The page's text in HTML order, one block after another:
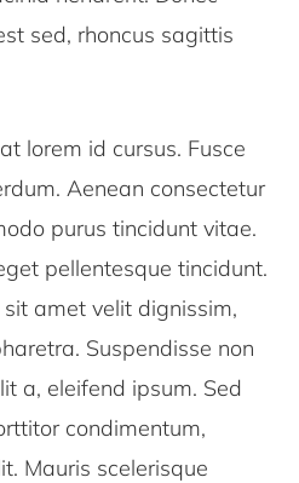
sed, rhoncus sagittis
lorem id cursus. Fusce
Aenean consectetur
purus tincidunt vitae.
pellentesque tincidunt.
amet velit dignissim,
Suspendisse non
a, eleifend ipsum. Sed
condimentum,
Mauris scelerisque